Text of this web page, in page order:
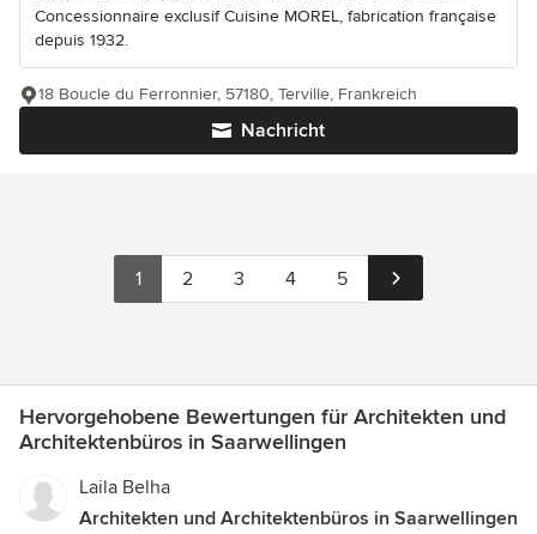
Concessionnaire exclusif Cuisine MOREL, fabrication française
depuis 1932.
Nachricht
18 Boucle du Ferronnier, 57180, Terville, Frankreich
1 2 3 4 5
Hervorgehobene Bewertungen für Architekten und
Architektenbüros in Saarwellingen
Laila Belha
Architekten und Architektenbüros in Saarwellingen